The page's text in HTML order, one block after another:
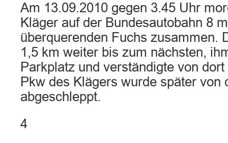
Am 13.09.2010 gegen 3.45 Uhr
Kläger auf der Bundesautobahn 8
überquerenden Fuchs zusammen.
1,5 km weiter bis zum nächsten,
Parkplatz und verständigte von
Pkw des Klägers wurde später von
abgeschleppt.
4